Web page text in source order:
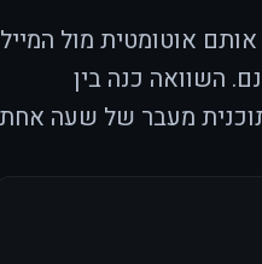
אותם אוטומטית מול המייל
השוואה כנה בין